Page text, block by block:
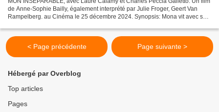
de Anne-Sophie Bailly, également interprété par Julie Froger, Geert Van
Rampelberg. au Cinéma le 25 décembre 2024. Synopsis: Mona vit avec son
< Page précédente Page suivante >
Hébergé par Overblog
Top articles
Pages